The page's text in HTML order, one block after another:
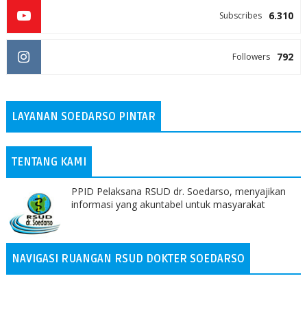
6.310
Subscribes
792
Followers
LAYANAN SOEDARSO PINTAR
TENTANG KAMI
PPID Pelaksana RSUD dr. Soedarso, menyajikan
informasi yang akuntabel untuk masyarakat
NAVIGASI RUANGAN RSUD DOKTER SOEDARSO